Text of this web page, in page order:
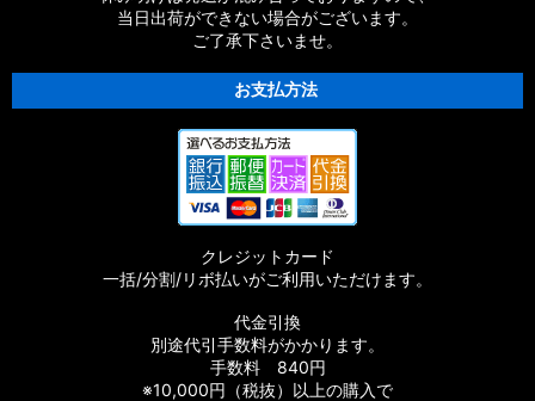
当日出荷ができない場合がございます。
ご了承下さいませ。
お支払方法
クレジットカード
一括/分割/リボ払いがご利用いただけます。
代金引換
別途代引手数料がかかります。
手数料 840円
※10,000円（税抜）以上の購入で